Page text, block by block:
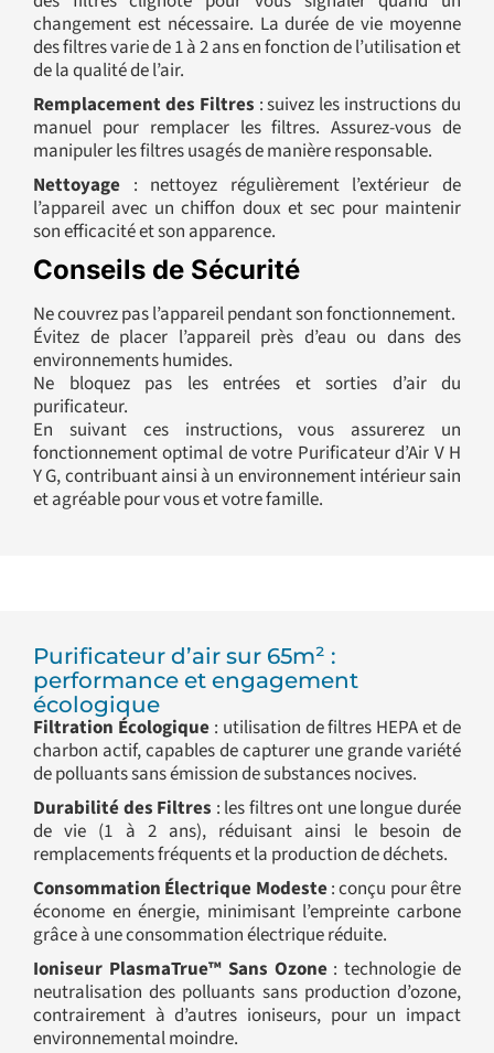
changement est nécessaire. La durée de vie moyenne
des filtres varie de 1 à 2 ans en fonction de l’utilisation et
de la qualité de l’air.
Remplacement des Filtres : suivez les instructions du
manuel pour remplacer les filtres. Assurez-vous de
manipuler les filtres usagés de manière responsable.
Nettoyage : nettoyez régulièrement l’extérieur de
l’appareil avec un chiffon doux et sec pour maintenir
son efficacité et son apparence.
Conseils de Sécurité
Ne couvrez pas l’appareil pendant son fonctionnement.
Évitez de placer l’appareil près d’eau ou dans des
environnements humides.
Ne bloquez pas les entrées et sorties d’air du
purificateur.
En suivant ces instructions, vous assurerez un
fonctionnement optimal de votre Purificateur d’Air V H
Y G, contribuant ainsi à un environnement intérieur sain
et agréable pour vous et votre famille.
Purificateur d’air sur 65m² :
performance et engagement
écologique
Filtration Écologique: utilisation de filtres HEPA et de
charbon actif, capables de capturer une grande variété
de polluants sans émission de substances nocives.
Durabilité des Filtres : les filtres ont une longue durée
de vie (1 à 2 ans), réduisant ainsi le besoin de
remplacements fréquents et la production de déchets.
Consommation Électrique Modeste: conçu pour être
économe en énergie, minimisant l’empreinte carbone
grâce à une consommation électrique réduite.
Ioniseur PlasmaTrue™ Sans Ozone: technologie de
neutralisation des polluants sans production d’ozone,
contrairement à d’autres ioniseurs, pour un impact
environnemental moindre.